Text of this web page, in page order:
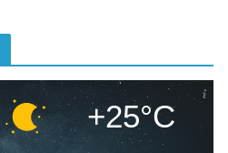
+25°C